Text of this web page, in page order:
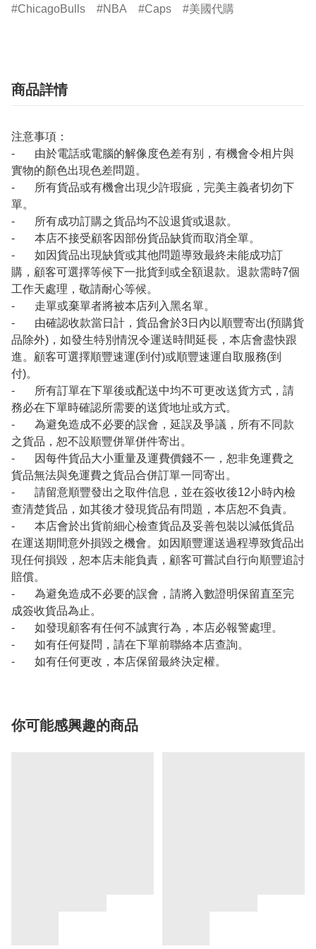
ChicagoBulls NBA Caps 美國代購
商品詳情
注意事項：
- 由於電話或電腦的解像度色差有别，有機會令相片與
實物的顏色出現色差問題。
- 所有貨品或有機會出現少許瑕疵，完美主義者切勿下
單。
- 所有成功訂購之貨品均不設退貨或退款。
- 本店不接受顧客因部份貨品缺貨而取消全單。
- 如因貨品出現缺貨或其他問題導致最終未能成功訂
購，顧客可選擇等候下一批貨到或全額退款。退款需時7個
工作天處理，敬請耐心等候。
- 走單或棄單者將被本店列入黑名單。
- 由確認收款當日計，貨品會於3日內以順豐寄出(預購貨
品除外)，如發生特別情況令運送時間延長，本店會盡快跟
進。顧客可選擇順豐速運(到付)或順豐速運自取服務(到
付)。
- 所有訂單在下單後或配送中均不可更改送貨方式，請
務必在下單時確認所需要的送貨地址或方式。
- 為避免造成不必要的誤會，延誤及爭議，所有不同款
之貨品，恕不設順豐併單併件寄出。
- 因每件貨品大小重量及運費價錢不一，恕非免運費之
貨品無法與免運費之貨品合併訂單一同寄出。
- 請留意順豐發出之取件信息，並在簽收後12小時內檢
查清楚貨品，如其後才發現貨品有問題，本店恕不負責。
- 本店會於出貨前細心檢查貨品及妥善包裝以減低貨品
在運送期間意外損毀之機會。如因順豐運送過程導致貨品出
現任何損毀，恕本店未能負責，顧客可嘗試自行向順豐追討
賠償。
- 為避免造成不必要的誤會，請將入數證明保留直至完
成簽收貨品為止。
- 如發現顧客有任何不誠實行為，本店必報警處理。
- 如有任何疑問，請在下單前聯絡本店查詢。
- 如有任何更改，本店保留最終決定權。
你可能感興趣的商品